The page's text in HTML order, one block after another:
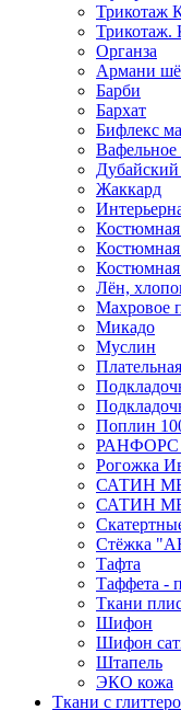
Трикотаж
Трикотаж.
Органза
Армани
Барби
Бархат
Бифлекс
Вафельное
Жаккард
Костюмная
Лён,
Махровое
Микадо
Муслин
Поплин
Рогожка
САТИН
САТИН
Стёжка
Тафта
Таффета -
Ткани
Шифон
Шифон
Штапель
ЭКО кожа
Ткани с